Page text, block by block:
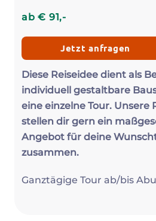
ab€ 91,-
Jetzt anfragen
Diese Reiseidee dient als
individuell gestaltbare
eine einzelne Tour. Unsere
stellen dir gern ein
Angebot für deine
zusammen.
Ganztägige Tour ab/bis